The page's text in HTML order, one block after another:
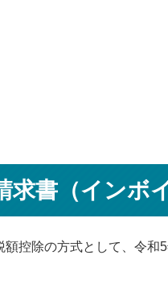
求書（イン
控除の方式として、令